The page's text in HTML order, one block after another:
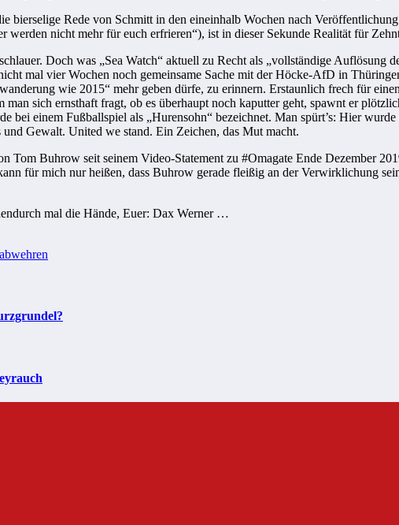
bierselige Rede von Schmitt in den eineinhalb Wochen nach
werden nicht mehr für euch erfrieren“), ist in dieser Sekunde Realität für
Doch was „Sea Watch“ aktuell zu Recht als „vollständige Auflösung
mal vier Wochen noch gemeinsame Sache mit der Höcke-AfD in
wie 2015“ mehr geben dürfe, zu erinnern. Erstaunlich frech für
sich ernsthaft fragt, ob es überhaupt noch kaputter geht, spawnt er
bei einem Fußballspiel als „Hurensohn“ bezeichnet. Man spürt’s: Hier
und Gewalt. United we stand. Ein Zeichen, das Mut macht.
Tom Buhrow seit seinem Video-Statement zu #Omagate Ende Dezember
für mich nur heißen, dass Buhrow gerade fleißig an der Verwirklichung
mal die Hände, Euer: Dax Werner …